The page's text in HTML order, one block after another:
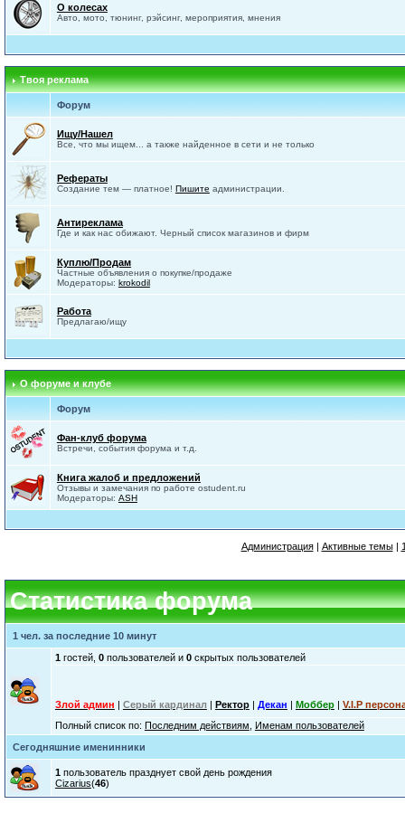
О колесах
Авто, мото, тюнинг, рэйсинг, мероприятия, мнения
Твоя реклама
Форум
Ищу/Нашел
Все, что мы ищем... а также найденное в сети и не только
Рефераты
Создание тем — платное! Пишите администрации.
Антиреклама
Где и как нас обижают. Черный список магазинов и фирм
Куплю/Продам
Частные объявления о покупке/продаже
Модераторы: krokodil
Работа
Предлагаю/ищу
О форуме и клубе
Форум
Фан-клуб форума
Встречи, события форума и т.д.
Книга жалоб и предложений
Отзывы и замечания по работе ostudent.ru
Модераторы: ASH
Администрация| Активные темы|
Статистика форума
1 чел. за последние 10 минут
1гостей, 0пользователей и 0скрытых пользователей
Злой админ | Серый кардинал| Ректор| Декан | Моббер| V.I.P
Полный список по: Последним действиям Именам пользователей
Сегодняшние именинники
1пользователь празднует свой день рождения
Cizarius(46)